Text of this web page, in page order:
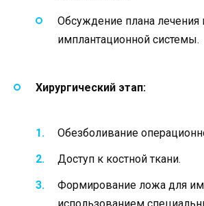
Обсуждение плана
имплантационной системы.
Хирургический этап:
Обезболивание
Доступ к костной ткани.
Формирование ложа для